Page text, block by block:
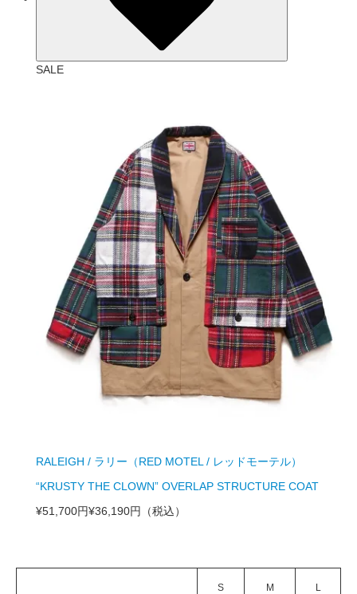
SALE
RALEIGH / ラリー（RED MOTEL / レッドモーテル）
“KRUSTY THE CLOWN” OVERLAP STRUCTURE COAT
¥51,700円¥36,190円 （税込）
S M L